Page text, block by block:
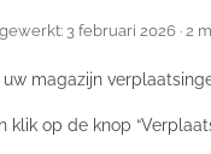
3 februari 2026· 2
uw magazijn
klik op de knop